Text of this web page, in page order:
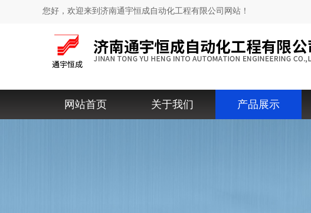
您好，欢迎来到济南通宇恒成自动化工程有限公司网站！
网站首页 关于我们 产品展示